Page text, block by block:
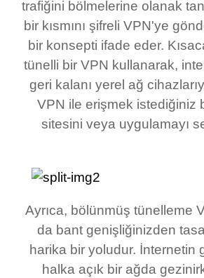
trafiğini bölmelerine olanak
bir kısmını şifreli VPN'ye
bir konsepti ifade eder.
tünelli bir VPN kullanarak,
geri kalanı yerel ağ
VPN ile erişmek istediğiniz
sitesini veya uygulamayı
Ayrıca, bölünmüş tünelleme
da bant genişliğinizden
harika bir yoludur. İnternetin
halka açık bir ağda